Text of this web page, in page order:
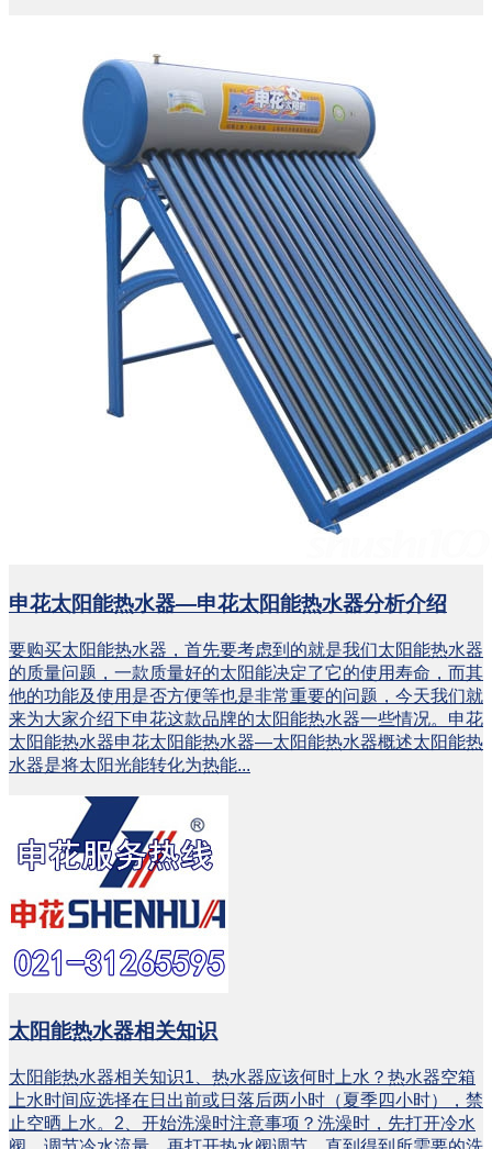
申花太阳能热水器—申花太阳能热水器分析介绍
‍‍要购买太阳能热水器，首先要考虑到的就是我们太阳能热水器
的质量问题，一款质量好的太阳能决定了它的使用寿命，而其
他的功能及使用是否方便等也是非常重要的问题，今天我们就
来为大家介绍下申花这款品牌的太阳能热水器一些情况。申花
太阳能热水器申花太阳能热水器—太阳能热水器概述太阳能热
水器是将太阳光能转化为热能...
太阳能热水器相关知识
‍‍‍‍太阳能热水器相关知识1、热水器应该何时上水？热水器空箱
上水时间应选择在日出前或日落后两小时（夏季四小时），禁
止空晒上水。2、开始洗澡时注意事项？洗澡时，先打开冷水